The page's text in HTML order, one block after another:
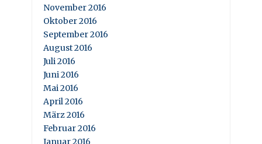
November 2016
Oktober 2016
September 2016
August 2016
Juli 2016
Juni 2016
Mai 2016
April 2016
März 2016
Februar 2016
Januar 2016